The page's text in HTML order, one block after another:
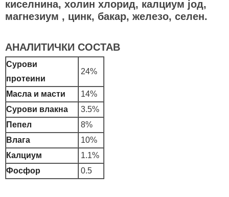
киселнина, холин хлорид, калциум јод,
магнезиум , цинк, бакар, железо, селен.
АНАЛИТИЧКИ СОСТАВ
Сурови
протеини
24%
Масла и масти
14%
Сурови влакна
3.5%
Пепел
8%
Влага
10%
Калциум
1.1%
Фосфор
0.5